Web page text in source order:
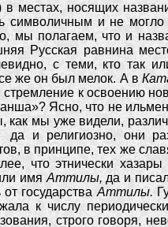
в местах, носящих
символичным и не могло
мы полагаем, что и
Русская равнина
с теми, кто так
же он был мелок. А в
к освоению
Ясно, что не
мы уже видели,
и религиозно, они
в принципе, тех же
что этнически хазары
имя Аттилы, да и
государства Аттилы.
к числу
строго говоря,